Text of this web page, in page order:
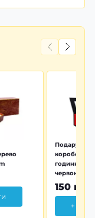
коробочка
годинника
червона
150 грн
+